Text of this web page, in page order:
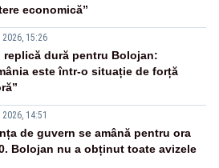
economică”
15:26
replică dură pentru Bolojan:
este într-o situație de forță
14:51
de guvern se amână pentru ora
Bolojan nu a obținut toate avizele